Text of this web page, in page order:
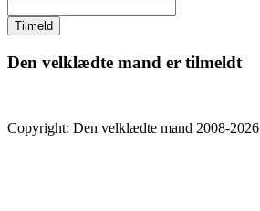
Den velklædte mand er tilmeldt
Copyright: Den velklædte mand 2008-2026